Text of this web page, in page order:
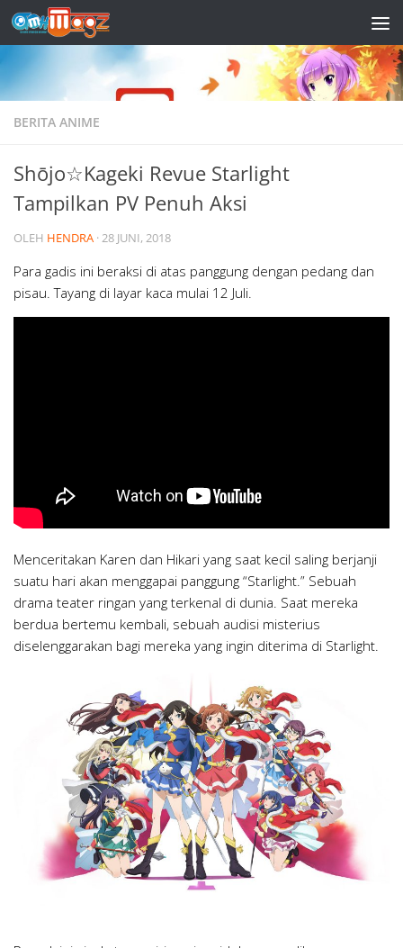
Skip to content
BERITA ANIME
Shōjo☆Kageki Revue Starlight
Tampilkan PV Penuh Aksi
OLEH HENDRA ·28 JUNI, 2018
Para gadis ini beraksi di atas panggung dengan pedang dan
pisau. Tayang di layar kaca mulai 12 Juli.
Menceritakan Karen dan Hikari yang saat kecil saling berjanji
suatu hari akan menggapai panggung “Starlight.” Sebuah
drama teater ringan yang terkenal di dunia. Saat mereka
berdua bertemu kembali, sebuah audisi misterius
diselenggarakan bagi mereka yang ingin diterima di Starlight.